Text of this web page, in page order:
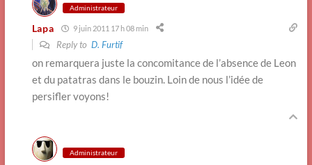
Administrateur
Lapa 9 juin 2011 17 h 08 min
Reply to D. Furtif
on remarquera juste la concomitance de l’absence de Leon
et du patatras dans le bouzin. Loin de nous l’idée de
persifler voyons!
Administrateur